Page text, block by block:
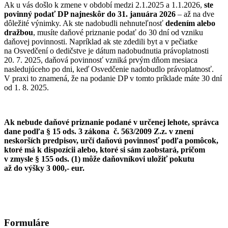
Ak u vás došlo k zmene v období medzi 2.1.2025 a 1.1.2026, ste
povinný podať DP najneskôr do 31. januára 2026 – až na dve
dôležité výnimky. Ak ste nadobudli nehnuteľnosť dedením alebo
dražbou, musíte daňové priznanie podať do 30 dní od vzniku
daňovej povinnosti. Napríklad ak ste zdedili byt a v pečiatke
na Osvedčení o dedičstve je dátum nadobudnutia právoplatnosti
20. 7. 2025, daňová povinnosť vzniká prvým dňom mesiaca
nasledujúceho po dni, keď Osvedčenie nadobudlo právoplatnosť.
V praxi to znamená, že na podanie DP v tomto príklade máte 30 dní
od 1. 8. 2025.
Ak nebude daňové priznanie podané v určenej lehote, správca
dane podľa § 15 ods. 3 zákona č. 563/2009 Z.z. v znení
neskorších predpisov, určí daňovú povinnosť podľa pomôcok,
ktoré má k dispozícii alebo, ktoré si sám zaobstará, pričom
v zmysle § 155 ods. (1) môže daňovníkovi uložiť pokutu
až do výšky 3 000,- eur.
Formuláre